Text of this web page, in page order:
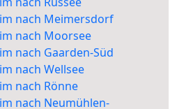
nach Meimersdorf
nach Moorsee
nach Gaarden-Süd
nach Wellsee
nach Rönne
nach Neumühlen-